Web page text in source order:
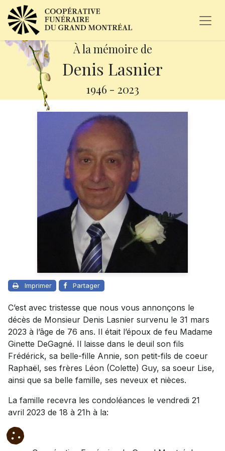
À la mémoire de
Denis Lasnier
1946 - 2023
Imprimer Partager
C’est avec tristesse que nous vous annonçons le
décès de Monsieur Denis Lasnier survenu le 31 mars
2023 à l’âge de 76 ans. Il était l’époux de feu Madame
Ginette DeGagné. Il laisse dans le deuil son fils
Frédérick, sa belle-fille Annie, son petit-fils de coeur
Raphaël, ses frères Léon (Colette) Guy, sa soeur Lise,
ainsi que sa belle famille, ses neveux et nièces.
La famille recevra les condoléances le vendredi 21
avril 2023 de 18 à 21h à la: